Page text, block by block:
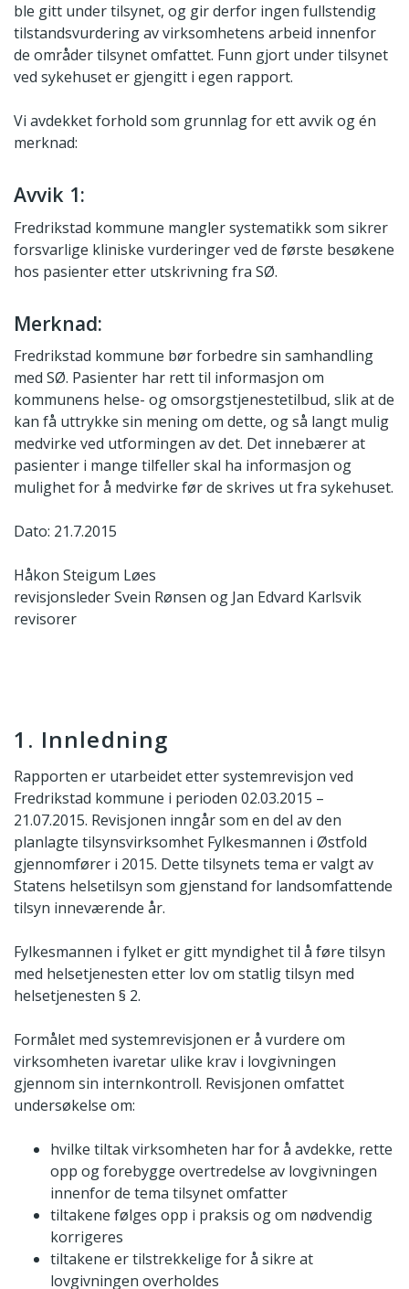
ble gitt under tilsynet, og gir derfor ingen fullstendig
tilstandsvurdering av virksomhetens arbeid innenfor
de områder tilsynet omfattet. Funn gjort under tilsynet
ved sykehuset er gjengitt i egen rapport.
Vi avdekket forhold som grunnlag for ett avvik og én
merknad:
Avvik 1:
Fredrikstad kommune mangler systematikk som sikrer
forsvarlige kliniske vurderinger ved de første besøkene
hos pasienter etter utskrivning fra SØ.
Merknad:
Fredrikstad kommune bør forbedre sin samhandling
med SØ. Pasienter har rett til informasjon om
kommunens helse- og omsorgstjenestetilbud, slik at de
kan få uttrykke sin mening om dette, og så langt mulig
medvirke ved utformingen av det. Det innebærer at
pasienter i mange tilfeller skal ha informasjon og
mulighet for å medvirke før de skrives ut fra sykehuset.
Dato: 21.7.2015
Håkon Steigum Løes
revisjonslederSvein Rønsen og Jan Edvard Karlsvik
revisorer
1. Innledning
Rapporten er utarbeidet etter systemrevisjon ved
Fredrikstad kommune i perioden 02.03.2015 –
21.07.2015. Revisjonen inngår som en del av den
planlagte tilsynsvirksomhet Fylkesmannen i Østfold
gjennomfører i 2015. Dette tilsynets tema er valgt av
Statens helsetilsyn som gjenstand for landsomfattende
tilsyn inneværende år.
Fylkesmannen i fylket er gitt myndighet til å føre tilsyn
med helsetjenesten etter lov om statlig tilsyn med
helsetjenesten § 2.
Formålet med systemrevisjonen er å vurdere om
virksomheten ivaretar ulike krav i lovgivningen
gjennom sin internkontroll. Revisjonen omfattet
undersøkelse om:
hvilke tiltak virksomheten har for å avdekke, rette
opp og forebygge overtredelse av lovgivningen
innenfor de tema tilsynet omfatter
tiltakene følges opp i praksis og om nødvendig
korrigeres
tiltakene er tilstrekkelige for å sikre at
lovgivningen overholdes